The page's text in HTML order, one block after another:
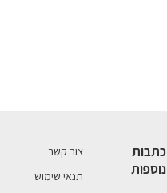
כתבות
נוספות
צור קשר
תנאי שימוש